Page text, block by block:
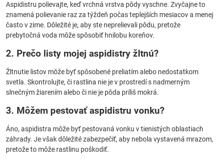
Aspidistru polievajte, keď vrchná vrstva pôdy vyschne. Zvyčajne to
znamená polievanie raz za týždeň počas teplejších mesiacov a menej
často v zime. Dôležité je, aby ste neprelievali pôdu, pretože
prebytočná voda môže spôsobiť hnilobu koreňov.
2. Prečo listy mojej aspidistry žltnú?
Žltnutie listov môže byť spôsobené preliatím alebo nedostatkom
svetla. Skontrolujte, či rastlina nie je v prostredí s nadmerným
slnečným žiarením alebo či nie je pôda príliš mokrá.
3. Môžem pestovať aspidistru vonku?
Áno, aspidistra môže byť pestovaná vonku v tienistých oblastiach
záhrady. Je však dôležité zabezpečiť, aby nebola vystavená mrazom,
pretože to môže rastlinu poškodiť.